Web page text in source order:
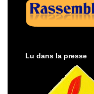
Lu dans la presse